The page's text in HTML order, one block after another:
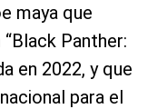
maya que
Panther:
en 2022, y que
para el